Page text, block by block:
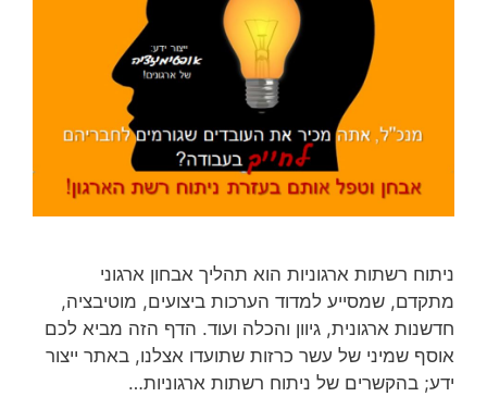
ניתוח רשתות ארגוניות הוא תהליך אבחון ארגוני
מתקדם, שמסייע למדוד הערכות ביצועים, מוטיבציה,
חדשנות ארגונית, גיוון והכלה ועוד. הדף הזה מביא לכם
אוסף שמיני של עשר כרזות שתועדו אצלנו, באתר ייצור
ידע; בהקשרים של ניתוח רשתות ארגוניות…